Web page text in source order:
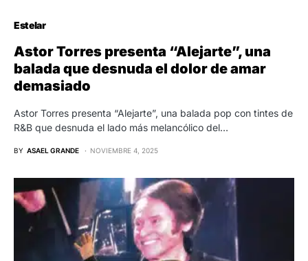
Estelar
Astor Torres presenta “Alejarte”, una
balada que desnuda el dolor de amar
demasiado
Astor Torres presenta “Alejarte”, una balada pop con tintes de
R&B que desnuda el lado más melancólico del…
BY ASAEL GRANDE NOVIEMBRE 4, 2025